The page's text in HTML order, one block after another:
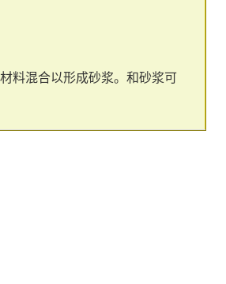
料混合以形成砂浆。和砂浆可